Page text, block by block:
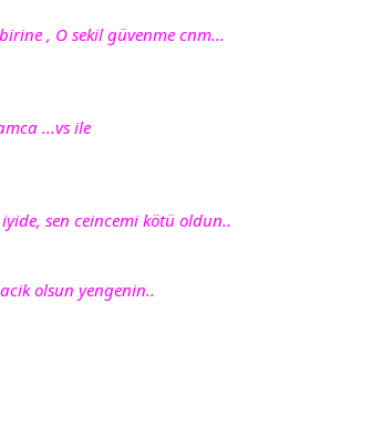
, O sekil güvenme cnm...
...vs ile
sen ceincemi kötü oldun..
olsun yengenin..